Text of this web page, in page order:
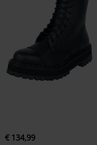
€ 134,99